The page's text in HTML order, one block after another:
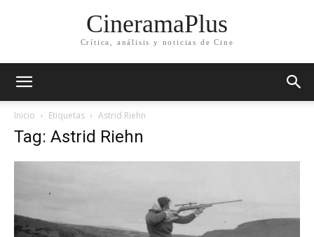
CineramaPlus
Crítica, análisis y noticias de Cine
Inicio Etiquetas Astrid Riehn
Tag: Astrid Riehn